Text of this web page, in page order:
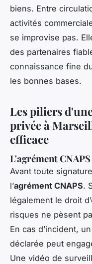
biens. Entre
activités
se improvise pas.
des partenaires
connaissance fine
les bonnes bases.
Les piliers
privée à
efficace
L'agrément
Avant toute
l’agrément CNAPS.
légalement le droit
risques ne pèsent
En cas d’incident,
déclarée peut
Une vidéo de